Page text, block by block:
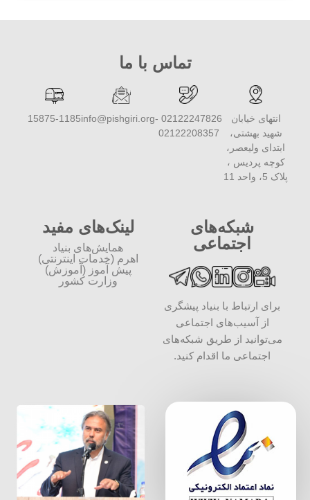
تماس با ما
انتهای خیابان
شهید بهشتی،
ابتدای ولیعصر،
کوچه پردیس ،
پلاک 5، واحد 11
02122247826 -
02122208357
info@pishgiri.org
15875-1185
شبکه‌های
اجتماعی
برای ارتباط با بنیاد پیشگری
از آسیب‌های اجتماعی
می‌توانید از طریق شبکه‌‎های
اجتماعی ما اقدام کنید.
لینک‌های مفید
همایش‌های بنیاد
اهرم (خدمات اینترنتی)
پیش آموز (آموزش)
وزارت کشور